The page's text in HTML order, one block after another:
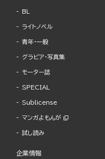
BL
ライトノベル
青年・一般
グラビア・写真集
モーター誌
SPECIAL
Sublicense
マンガよもんが
試し読み
企業情報